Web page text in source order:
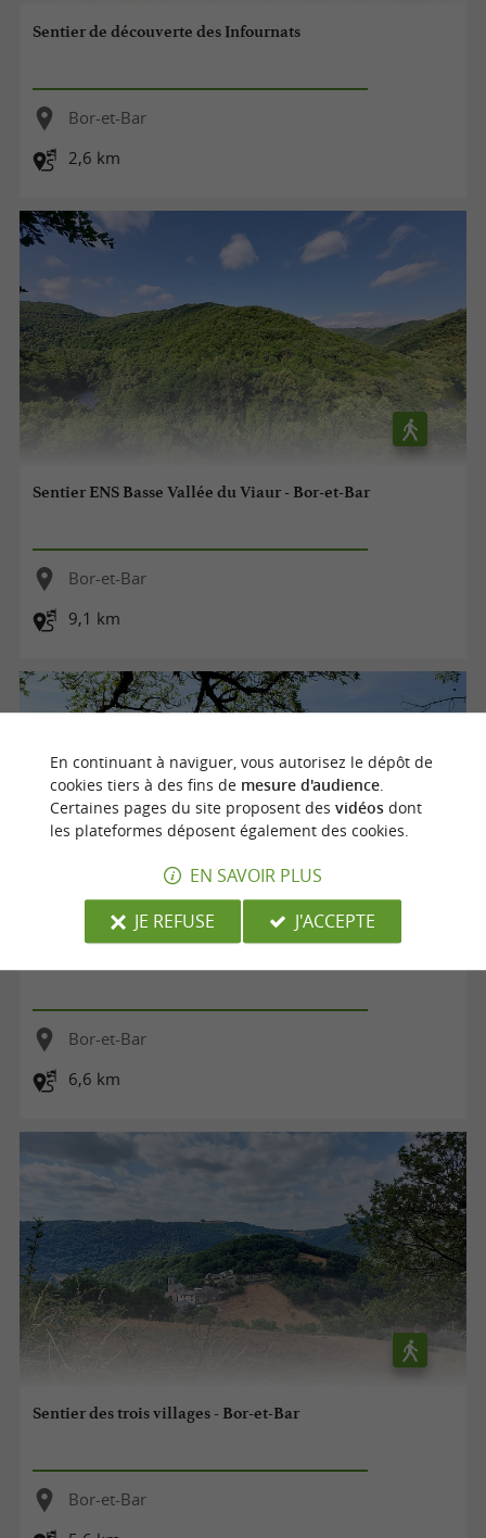
Sentier de découverte des Infournats
Bor-et-Bar
2,6 km
Sentier ENS Basse Vallée du Viaur - Bor-et-Bar
Bor-et-Bar
9,1 km
Bor-et-Bar
6,6 km
Sentier des trois villages - Bor-et-Bar
Bor-et-Bar
En continuant à naviguer, vous autorisez le dépôt de
cookies tiers à des fins de mesure d'audience.
Certaines pages du site proposent des vidéosdont
les plateformes déposent également des cookies.
EN SAVOIR PLUS
JE REFUSE
J'ACCEPTE